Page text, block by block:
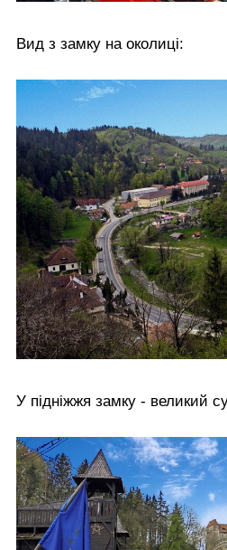
Вид з замку на околиці:
У підніжжя замку - великий